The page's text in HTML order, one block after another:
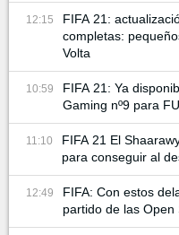
12:15
FIFA 21:
completas:
Volta
10:59
FIFA 21: Ya
Gaming nº9 para
11:10
FIFA 21 El
para conseguir al
12:49
FIFA: Con estos
partido de las Open